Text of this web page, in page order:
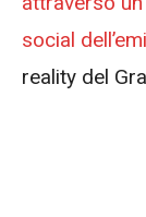
social
reality del